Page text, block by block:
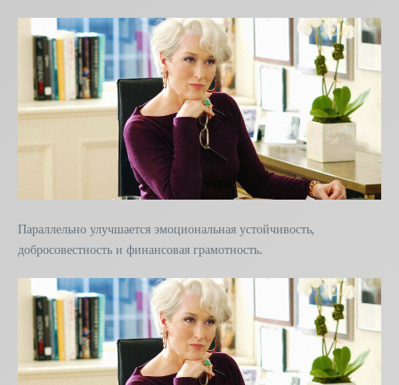
Параллельно улучшается эмоциональная устойчивость,
добросовестность и финансовая грамотность.